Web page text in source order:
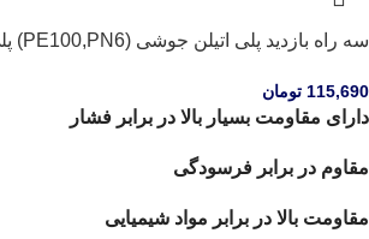
سه راه بازدید پلی اتیلن جوشی (PE100,PN6) پلی ران
115,690 تومان
دارای مقاومت بسیار بالا در برابر فشار
مقاوم در برابر فرسودگی
مقاومت بالا در برابر مواد شیمیایی